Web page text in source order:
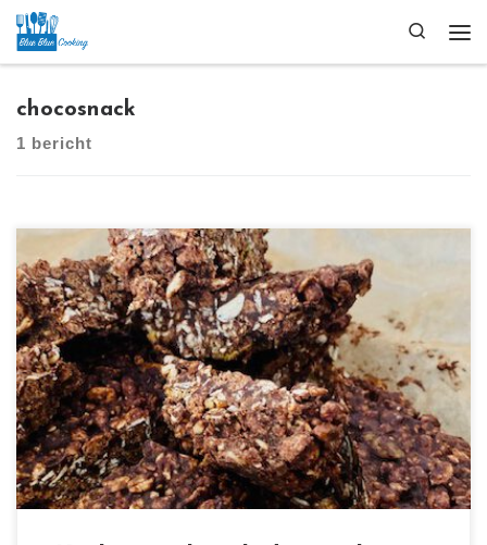
Ga naar inhoud
Search
chocosnack
1 bericht
[…]